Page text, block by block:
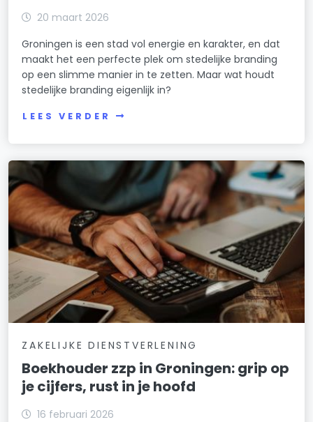
20 maart 2026
Groningen is een stad vol energie en karakter, en dat
maakt het een perfecte plek om stedelijke branding
op een slimme manier in te zetten. Maar wat houdt
stedelijke branding eigenlijk in?
LEES VERDER
ZAKELIJKE DIENSTVERLENING
Boekhouder zzp in Groningen: grip op
je cijfers, rust in je hoofd
16 februari 2026